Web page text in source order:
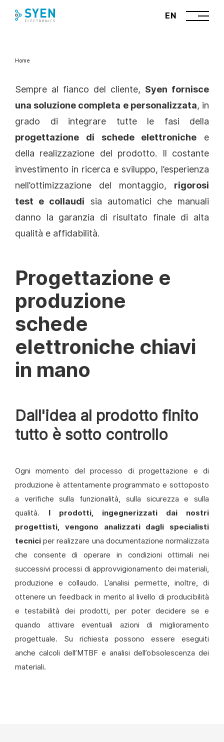
EN
Home
Sempre al fianco del cliente, Syen fornisce
una soluzione completa e personalizzata, in
grado di integrare tutte le fasi della
progettazione di schede elettroniche e
della realizzazione del prodotto. Il costante
investimento in ricerca e sviluppo, l’esperienza
nell’ottimizzazione del montaggio, rigorosi
test e collaudi sia automatici che manuali
danno la garanzia di risultato finale di alta
qualità e affidabilità.
Progettazione e
produzione
schede
elettroniche chiavi
in mano
Dall'idea al prodotto finito
tutto è sotto controllo
Ogni momento del processo di progettazione e di
produzione è attentamente programmato e sottoposto
a verifiche sulla funzionalità, sulla sicurezza e sulla
qualità. I prodotti, ingegnerizzati dai nostri
progettisti, vengono analizzati dagli specialisti
tecniciper realizzare una documentazione normalizzata
che consente di operare in condizioni ottimali nei
successivi processi di approvvigionamento dei materiali,
produzione e collaudo. L’analisi permette, inoltre, di
ottenere un feedback in merito al livello di producibilità
e testabilità dei prodotti, per poter decidere se e
quando attivare eventuali azioni di miglioramento
progettuale. Su richiesta possono essere eseguiti
anche calcoli dell’MTBF e analisi dell’obsolescenza dei
materiali.